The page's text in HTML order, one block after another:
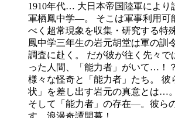
1910年代… 大日本帝国陸軍によ
軍栖鳳中学—。 そこは軍事利用可
べく超常現象を収集・研究する特
鳳中学三年生の岩元胡堂は軍の訓
調査に赴く。 だが彼が往く先々で
った人間、「能力者」がいて…！
様々な怪奇と「能力者」たち。 彼
状」を差し出す岩元の真意とは…
そして「能力者」の存在—。彼ら
す、浪漫奇譚開幕！